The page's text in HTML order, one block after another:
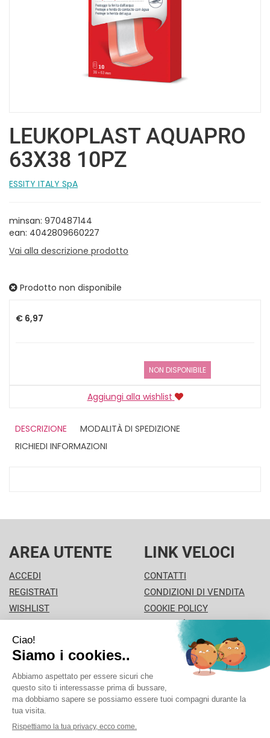
LEUKOPLAST AQUAPRO
63X38 10PZ
ESSITY ITALY SpA
minsan: 970487144
ean: 4042809660227
Vai alla descrizione prodotto
Prodotto non disponibile
€ 6,97
NON DISPONIBILE
Aggiungi alla wishlist
DESCRIZIONE
MODALITÀ DI SPEDIZIONE
RICHIEDI INFORMAZIONI
AREA UTENTE
ACCEDI
REGISTRATI
WISHLIST
NEWSLETTER
LINK VELOCI
CONTATTI
CONDIZIONI DI VENDITA
COOKIE POLICY
MODALITÀ DI PAGAMENTO
INFORMATIVA PRIVACY
PISA PHARMA - P.Iva: 02013280504 - Sede legale: VIA
L'ARANCIO 42 - 56126 Pisa (PI) Italia Tel/Fax. 0506930694
Cell./Whatsapp: 3312289485 info@pisapharma.it cod.
fiscale: FNCMCL73P63A091B iscritta al: PISA